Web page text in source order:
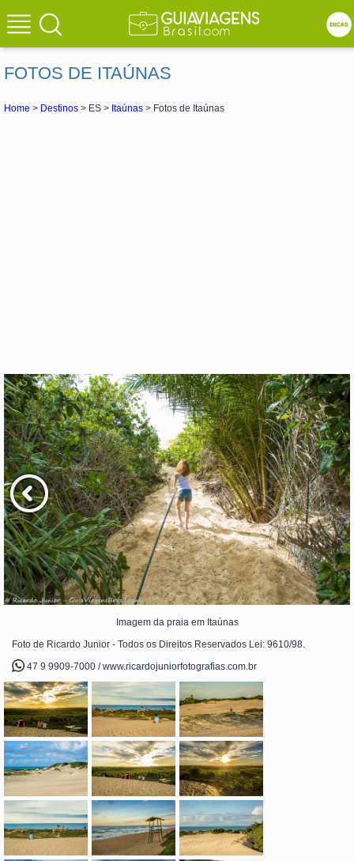
FOTOS DE ITAÚNAS
Home > Destinos > ES > Itaúnas > Fotos de Itaúnas
Imagem da praia em Itaúnas
Foto de Ricardo Junior - Todos os Direitos Reservados Lei: 9610/98.
47 9 9909-7000 / www.ricardojuniorfotografias.com.br